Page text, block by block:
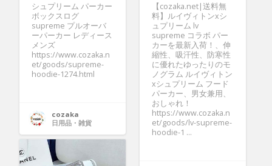
シュプリーム パーカー
ボックスログ
supreme プルオーバ
ーパーカー レディース
メンズ
https://www.cozaka.n
et/goods/supreme-
hoodie-1274.html
cozaka
日用品・雑貨
【cozaka.net|送料無
料】ルイヴィトンxシ
ュプリーム lv
supreme コラボ パー
カーを最新入荷！、伸
縮性、吸汗性、防寒性
に優れたゆったりのモ
ノグラム ルイヴィトン
xシュプリーム フード
パーカー、男女兼用、
おしゃれ！
https://www.cozaka.n
et/goods/lv-supreme-
hoodie-1 ...